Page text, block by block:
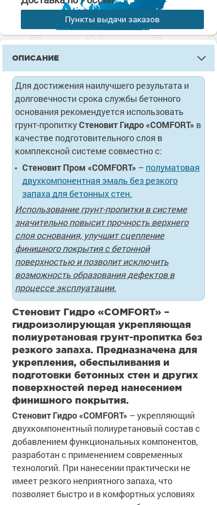
Пункты выдачи заказов
ОПИСАНИЕ
Для достижения наилучшего результата и
долговечности срока службы бетонного
основания рекомендуется использовать
грунт-пропиткуСтеновит Гидро «COMFORT» в
качестве подготовительного слоя в
комплексной системе совместно с:
Стеновит Пром «COMFORT» – полуматовая
двухкомпонентная эмаль без резкого
запаха для бетонных стен.
Использование грунт-пропитки в системе
значительно повысит прочность верхнего
слоя основания, улучшит сцепление
финишного покрытия с бетонной
поверхностью и позволит исключить
возможность образования дефектов в
процессе эксплуатации.
Стеновит Гидро «COMFORT» –
гидроизолирующая укрепляющая
полиуретановая грунт-пропитка без
резкого запаха. Предназначена для
укрепления, обеспыливания и
подготовки бетонных стен и других
поверхностей перед нанесением
финишного покрытия.
Стеновит Гидро «COMFORT» – укрепляющий
двухкомпонентный полиуретановый состав с
добавлением функциональных компонентов,
разработан с применением современных
технологий. При нанесении практически не
имеет резкого неприятного запаха, что
позволяет быстро и в комфортных условиях